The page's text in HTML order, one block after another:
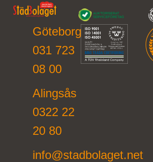
Göteborg
031 723
08 00
Alingsås
0322 22
20 80
info@stadbolaget.net